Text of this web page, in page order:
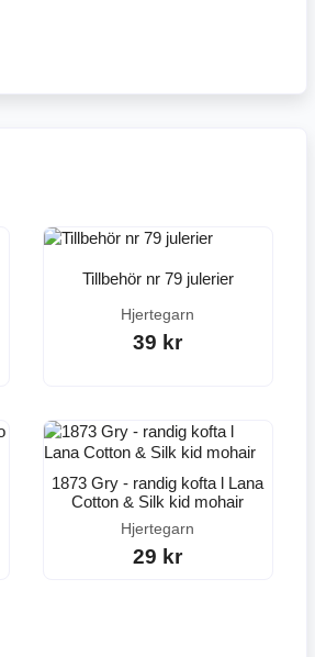
Tillbehör nr 79 julerier
Hjertegarn
39 kr
1873 Gry - randig kofta l Lana
Cotton & Silk kid mohair
Hjertegarn
29 kr